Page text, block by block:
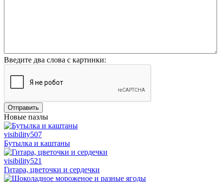
Введите два слова с картинки:
Отправить
Новые пазлы
visibility507
Бутылка и каштаны
visibility521
Гитара, цветочки и сердечки